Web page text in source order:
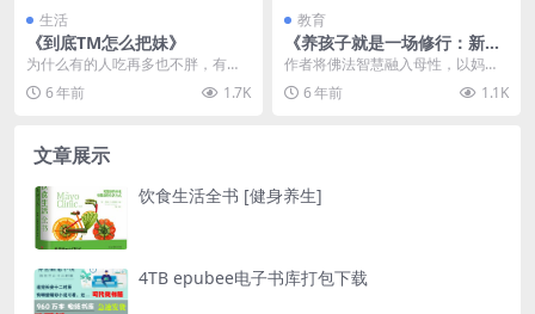
生活
《到底TM怎么把妹》
为什么有的人吃再多也不胖，有的
人喝凉水也发胖？为什么严格、认
真节食的人依旧会遭遇...
6 年前 1.7K
教育
《养孩子就是一场修行：新手
妈妈减压经典》
作者将佛法智慧融入母性，以妈妈
们的生活作为出发点：对妈妈而
言，重要的议题有哪些？...
6 年前 1.1K
文章展示
饮食生活全书 [健身养生]
4TB epubee电子书库打包下载